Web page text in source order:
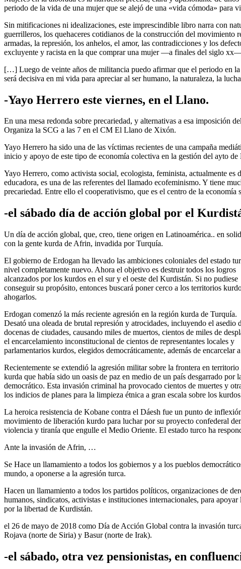
periodo de la vida de una mujer que se alejó de una «vida cómoda» para
Sin mitificaciones ni idealizaciones, este imprescindible libro narra con
guerrilleros, los quehaceres cotidianos de la construcción del
armadas, la represión, los anhelos, el amor, las contradicciones y los
excluyente y racista en la que comprar una mujer —a finales del siglo
[…] Luego de veinte años de militancia puedo afirmar que el periodo en
será decisiva en mi vida para apreciar al ser humano, la naturaleza, la
-Yayo Herrero este viernes, en el Llano.
En una mesa redonda sobre precariedad, y alternativas a esa imposición
Organiza la SCG a las 7 en el CM El Llano de Xixón.
Yayo Herrero ha sido una de las víctimas recientes de una campaña
inicio y apoyo de este tipo de economía colectiva en la gestión del ayto de
Yayo Herrero, como activista social, ecologista, feminista, actualmente
educadora, es una de las referentes del llamado ecofeminismo. Y tiene
precariedad. Entre ello el cooperativismo, que es el centro de la economía
-el sábado día de acción global por el
Un día de acción global, que, creo, tiene origen en Latinoamérica.. en
con la gente kurda de Afrin, invadida por Turquía.
El gobierno de Erdogan ha llevado las ambiciones coloniales del estado
nivel completamente nuevo. Ahora el objetivo es destruir todos los logros
alcanzados por los kurdos en el sur y el oeste del Kurdistán. Si no pudiese
conseguir su propósito, entonces buscará poner cerco a los territorios
ahogarlos.
Erdogan comenzó la más reciente agresión en la región kurda de Turquía.
Desató una oleada de brutal represión y atrocidades, incluyendo el asedio
docenas de ciudades, causando miles de muertos, cientos de miles de
el encarcelamiento inconstitucional de cientos de representantes locales y
parlamentarios kurdos, elegidos democráticamente, además de encarcelar
Recientemente se extendió la agresión militar sobre la frontera en
kurda que había sido un oasis de paz en medio de un país desgarrado
democrático. Esta invasión criminal ha provocado cientos de muertes y
los indicios de planes para la limpieza étnica a gran escala sobre los
La heroica resistencia de Kobane contra el Dáesh fue un punto de
movimiento de liberación kurdo para luchar por su proyecto confederal
violencia y tiranía que engulle el Medio Oriente. El estado turco ha
Ante la invasión de Afrin, …
Se Hace un llamamiento a todos los gobiernos y a los pueblos
mundo, a oponerse a la agresión turca.
Hacen un llamamiento a todos los partidos políticos, organizaciones de
humanos, sindicatos, activistas e instituciones internacionales, para apoyar
por la libertad de Kurdistán.
el 26 de mayo de 2018 como Día de Acción Global contra la invasión
Rojava (norte de Siria) y Basur (norte de Irak).
-el sábado, otra vez pensionistas, en